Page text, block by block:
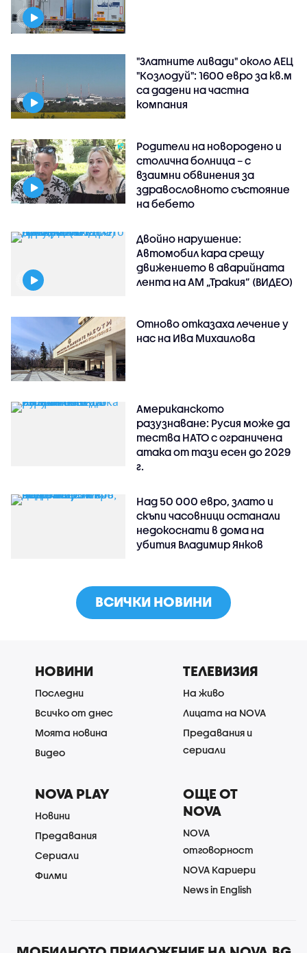
"Златните ливади" около АЕЦ
"Козлодуй": 1600 евро за кв.м
са дадени на частна
компания
Родители на новородено и
столична болница – с
взаимни обвинения за
здравословното състояние
на бебето
Двойно нарушение:
Автомобил кара срещу
движението в аварийната
лента на АМ „Тракия” (ВИДЕО)
Отново отказаха лечение у
нас на Ива Михаилова
Американското
разузнаване: Русия може да
тества НАТО с ограничена
атака от тази есен до 2029
г.
Над 50 000 евро, злато и
скъпи часовници останали
недокоснати в дома на
убития Владимир Янков
ВСИЧКИ НОВИНИ
НОВИНИ
Последни
Всичко от днес
Моята новина
Видео
ТЕЛЕВИЗИЯ
На живо
Лицата на NOVA
Предавания и
сериали
NOVA PLAY
Новини
Предавания
Сериали
Филми
ОЩЕ ОТ
NOVA
NOVA
отговорност
NOVA Кариери
News in English